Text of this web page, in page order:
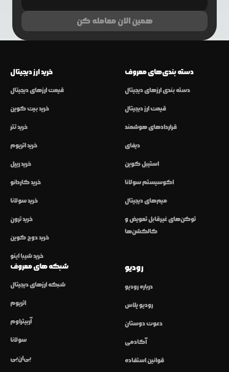
همین الان معامله کن
خرید ارز دیجیتال
قیمت ارزهای دیجیتال
خرید بیت کوین
خرید تتر
خرید اتریوم
خرید ریپل
خرید کاردانو
خرید سولانا
خرید ترون
خرید دوج کوین
خرید شیبا اینو
دسته بندی‌های معروف
دسته بندی ارزهای دیجیتال
قیمت ارز دیجیتال
قراردادهای هوشمند
دیفای
استیبل کوین
اکوسیستم سولانا
میم‌های دیجیتال
توکن‌های غیرقابل تعویض و
کالکشن‌ها
شبکه های معروف
شبکه ارزهای دیجیتال
اتریوم
آربیتراوم
سولانا
بی‌ان‌بی
رودیو
درباره رودیو
رودیو پلاس
دعوت دوستان
آکادمی
قوانین استفاده